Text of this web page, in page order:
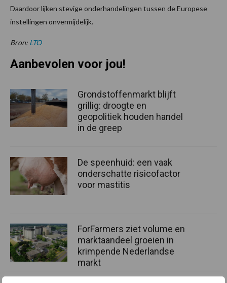
Daardoor lijken stevige onderhandelingen tussen de Europese
instellingen onvermijdelijk.
Bron: LTO
Aanbevolen voor jou!
Grondstoffenmarkt blijft
grillig: droogte en
geopolitiek houden handel
in de greep
De speenhuid: een vaak
onderschatte risicofactor
voor mastitis
ForFarmers ziet volume en
marktaandeel groeien in
krimpende Nederlandse
markt